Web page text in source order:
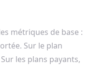
métriques de base :
Sur le plan
les plans payants,